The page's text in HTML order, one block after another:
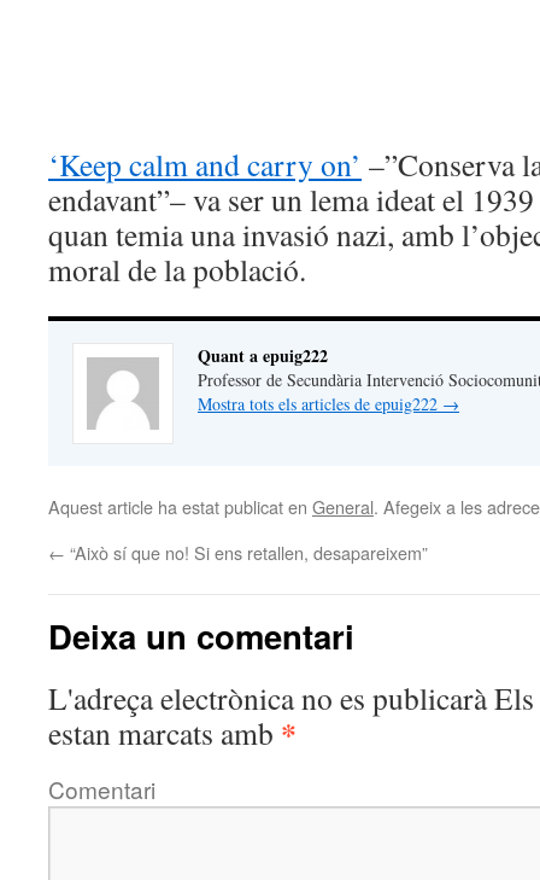
‘Keep calm and carry on’ –”Conserva
endavant”– va ser un lema ideat el
quan temia una invasió nazi, amb
moral de la població.
Quant a epuig222
Professor de Secundària Intervenció
Mostra tots els articles de epuig222 →
Aquest article ha estat publicat en General. Afegeix a les
← “Això sí que no! Si ens retallen, desapareixem”
Deixa un comentari
L'adreça electrònica no es publicaràEls
estan marcats amb *
Comentari